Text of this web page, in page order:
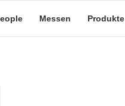
Messen Produkte